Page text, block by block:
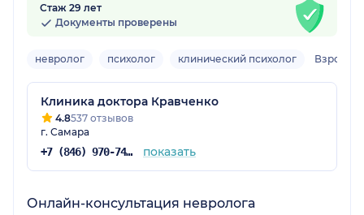
Стаж 29 лет
Документы проверены
невролог психолог клинический психолог
Клиника доктора Кравченко
4.8537 отзывов
г. Самара
+7 (846) 970-74-03 показать
Онлайн-консультация невролога